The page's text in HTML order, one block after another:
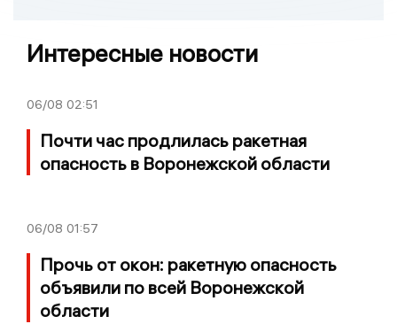
Интересные новости
06/08 02:51
Почти час продлилась ракетная
опасность в Воронежской области
06/08 01:57
Прочь от окон: ракетную опасность
объявили по всей Воронежской
области